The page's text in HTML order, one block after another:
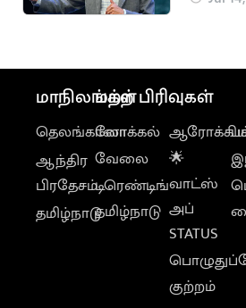
மாநிலங்கள்
தெலங்கானா
ஆந்திர
பிரதேசம்
தமிழ்நாடு
மற்ற பிரிவுகள்
லோக்கல்
வேலை
டிரெண்டிங்
தமிழ்நாடு
🌟
வாட்ஸ்
அப்
STATUS
குற்றம்